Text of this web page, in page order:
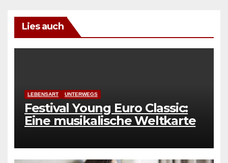
Lies auch
LEBENSART UNTERWEGS
Festival Young Euro Classic:
Eine musikalische Weltkarte